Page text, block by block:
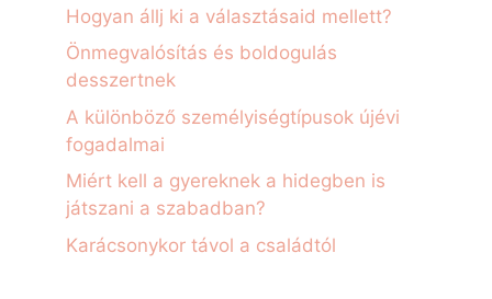
Hogyan állj ki a választásaid mellett?
Önmegvalósítás és boldogulás
desszertnek
A különböző személyiségtípusok újévi
fogadalmai
Miért kell a gyereknek a hidegben is
játszani a szabadban?
Karácsonykor távol a családtól